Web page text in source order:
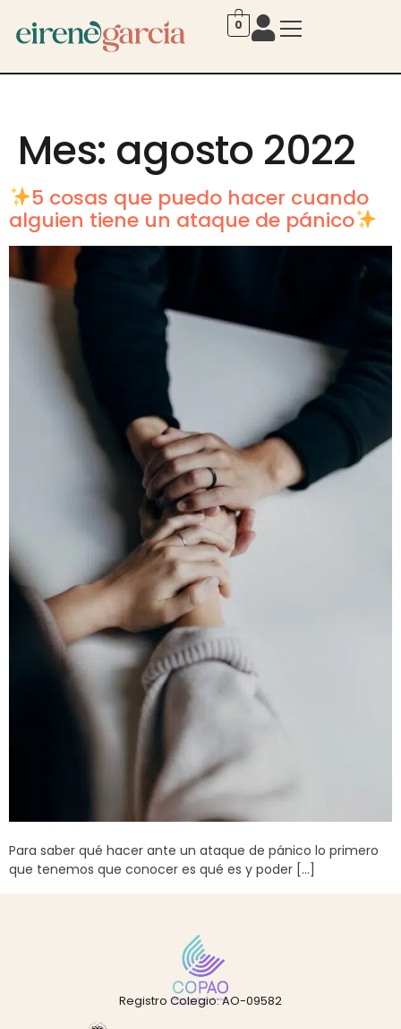
0
Mes: agosto 2022
​5 cosas que puedo hacer cuando
alguien tiene un ataque de pánico
Para saber qué hacer ante un ataque de pánico lo primero
que tenemos que conocer es qué es y poder […]
Registro Colegio: AO-09582